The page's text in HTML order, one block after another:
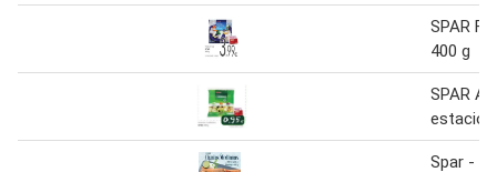
SPAR
400 g
SPAR
Spar -